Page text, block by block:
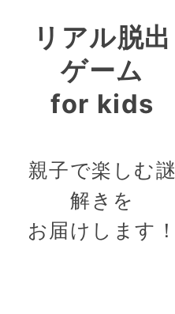
リアル脱出
ゲーム
for kids
親子で楽しむ謎
解きを
お届けします！